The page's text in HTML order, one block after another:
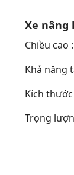
Xe nâng
Chiều cao
Khả năng
Kích
Trọng